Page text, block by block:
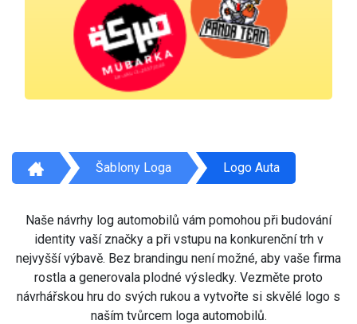
Šablony Loga Logo Auta
Naše návrhy log automobilů vám pomohou při budování
identity vaší značky a při vstupu na konkurenční trh v
nejvyšší výbavě. Bez brandingu není možné, aby vaše firma
rostla a generovala plodné výsledky. Vezměte proto
návrhářskou hru do svých rukou a vytvořte si skvělé logo s
naším tvůrcem loga automobilů.